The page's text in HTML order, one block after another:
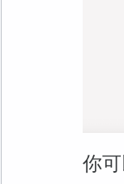
你